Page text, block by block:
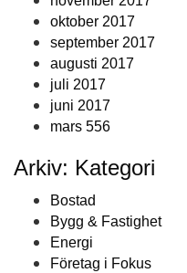
oktober 2017
september 2017
augusti 2017
juli 2017
juni 2017
mars 556
Arkiv: Kategori
Bostad
Bygg & Fastighet
Energi
Företag i Fokus